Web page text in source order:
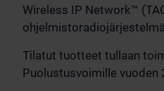
Wireless IP Network™
Tilatut tuotteet tullaan
Puolustusvoimille vuoden